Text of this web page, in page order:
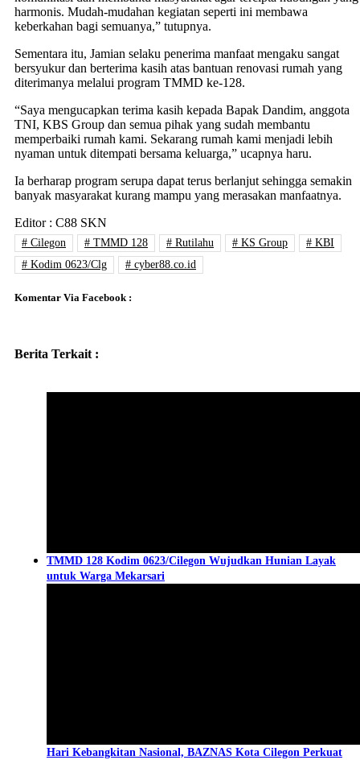
harmonis. Mudah-mudahan kegiatan seperti ini membawa
keberkahan bagi semuanya,” tutupnya.
Sementara itu, Jamian selaku penerima manfaat mengaku sangat
bersyukur dan berterima kasih atas bantuan renovasi rumah yang
diterimanya melalui program TMMD ke-128.
“Saya mengucapkan terima kasih kepada Bapak Dandim, anggota
TNI, KBS Group dan semua pihak yang sudah membantu
memperbaiki rumah kami. Sekarang rumah kami menjadi lebih
nyaman untuk ditempati bersama keluarga,” ucapnya haru.
Ia berharap program serupa dapat terus berlanjut sehingga semakin
banyak masyarakat kurang mampu yang merasakan manfaatnya.
Editor : C88 SKN
# Cilegon # TMMD 128 # Rutilahu # KS Group
# KBI
# Kodim 0623/Clg
# cyber88.co.id
Komentar Via Facebook :
Berita Terkait :
TMMD 128 Kodim 0623/Cilegon Wujudkan Hunian Layak
untuk Warga Mekarsari
Hari Kebangkitan Nasional, BAZNAS Kota Cilegon Perkuat